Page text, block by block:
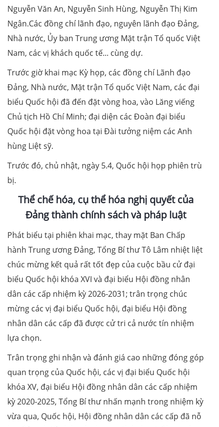
Nguyễn Văn An, Nguyễn Sinh Hùng, Nguyễn Thị Kim
Ngân.Các đồng chí lãnh đạo, nguyên lãnh đạo Đảng,
Nhà nước, Ủy ban Trung ương Mặt trận Tổ quốc Việt
Nam, các vị khách quốc tế... cùng dự.
Trước giờ khai mạc Kỳ họp, các đồng chí Lãnh đạo
Đảng, Nhà nước, Mặt trận Tổ quốc Việt Nam, các đại
biểu Quốc hội đã đến đặt vòng hoa, vào Lăng viếng
Chủ tịch Hồ Chí Minh; đại diện các Đoàn đại biểu
Quốc hội đặt vòng hoa tại Đài tưởng niệm các Anh
hùng Liệt sỹ.
Trước đó, chủ nhật, ngày 5.4, Quốc hội họp phiên trù
bị.
Thể chế hóa, cụ thể hóa nghị quyết của
Đảng thành chính sách và pháp luật
Phát biểu tại phiên khai mạc, thay mặt Ban Chấp
hành Trung ương Đảng, Tổng Bí thư Tô Lâm nhiệt liệt
chúc mừng kết quả rất tốt đẹp của cuộc bầu cử đại
biểu Quốc hội khóa XVI và đại biểu Hội đồng nhân
dân các cấp nhiệm kỳ 2026-2031; trân trọng chúc
mừng các vị đại biểu Quốc hội, đại biểu Hội đồng
nhân dân các cấp đã được cử tri cả nước tín nhiệm
lựa chọn.
Trân trọng ghi nhận và đánh giá cao những đóng góp
quan trọng của Quốc hội, các vị đại biểu Quốc hội
khóa XV, đại biểu Hội đồng nhân dân các cấp nhiệm
kỳ 2020-2025, Tổng Bí thư nhấn mạnh trong nhiệm kỳ
vừa qua, Quốc hội, Hội đồng nhân dân các cấp đã nỗ